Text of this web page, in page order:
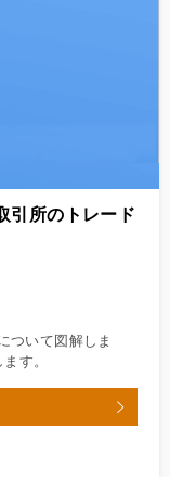
引所のトレード
ついて図解しま
す。